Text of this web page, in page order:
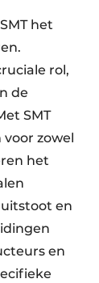
het
rol,
de
SMT
zowel
het
en
en